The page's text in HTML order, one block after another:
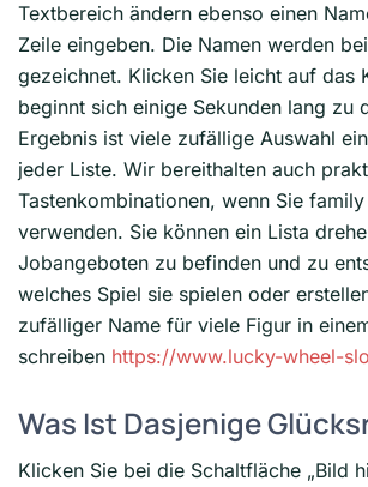
Textbereich ändern ebenso einen
Zeile eingeben. Die Namen werden
gezeichnet. Klicken Sie leicht auf das
beginnt sich einige Sekunden lang zu
Ergebnis ist viele zufällige Auswahl
jeder Liste. Wir bereithalten auch
Tastenkombinationen, wenn Sie
verwenden. Sie können ein Lista
Jobangeboten zu befinden und zu
welches Spiel sie spielen oder
zufälliger Name für viele Figur in
schreiben https://www.lucky-wheel-
Was Ist Dasjenige
Klicken Sie bei die Schaltfläche „Bild